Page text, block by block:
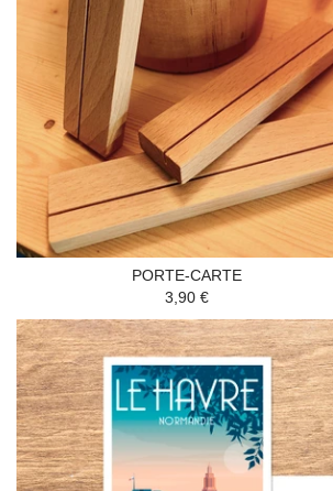
PORTE-CARTE
3,90 €